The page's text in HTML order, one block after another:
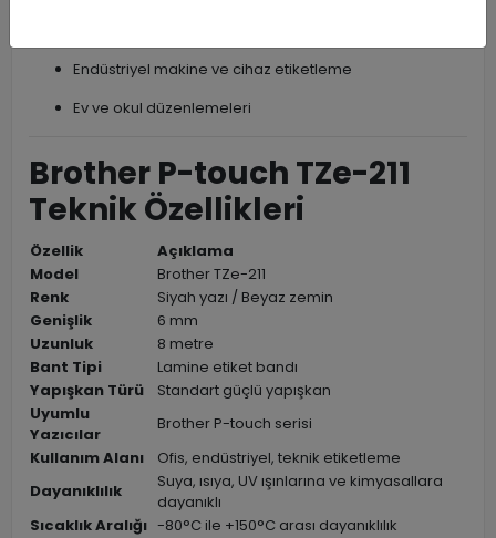
Endüstriyel makine ve cihaz etiketleme
Ev ve okul düzenlemeleri
Brother P-touch TZe-211
Teknik Özellikleri
Özellik
Açıklama
Model
Brother TZe-211
Renk
Siyah yazı / Beyaz zemin
Genişlik
6 mm
Uzunluk
8 metre
Bant Tipi
Lamine etiket bandı
Yapışkan Türü
Standart güçlü yapışkan
Uyumlu
Yazıcılar
Brother P-touch serisi
Kullanım Alanı
Ofis, endüstriyel, teknik etiketleme
Dayanıklılık
Suya, ısıya, UV ışınlarına ve kimyasallara
dayanıklı
Sıcaklık Aralığı -80°C ile +150°C arası dayanıklılık